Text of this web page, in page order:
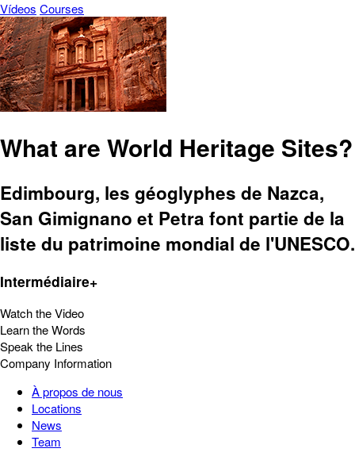
Vídeos Courses
What are World Heritage Sites?
Edimbourg, les géoglyphes de Nazca,
San Gimignano et Petra font partie de la
liste du patrimoine mondial de l'UNESCO.
Intermédiaire+
Watch the Video
Learn the Words
Speak the Lines
Company Information
À propos de nous
Locations
News
Team